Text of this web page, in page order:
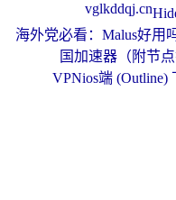
vglkddqj.cn
海外党必看：Malus好用
国加速器（附节
VPNios端 (Outline)